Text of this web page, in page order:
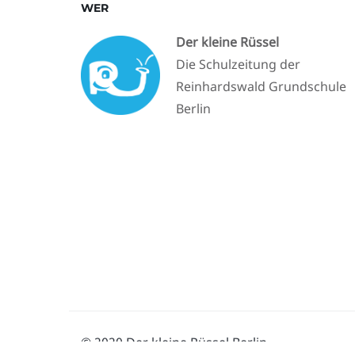
WER
Der kleine Rüssel
Die Schulzeitung der
Reinhardswald Grundschule
Berlin
© 2020 Der kleine Rüssel Berlin